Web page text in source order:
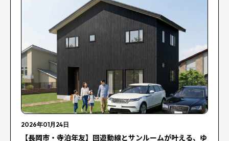
2026年01月24日
【長岡市・寺泊年友】回遊動線とサンルームが叶える、ゆ